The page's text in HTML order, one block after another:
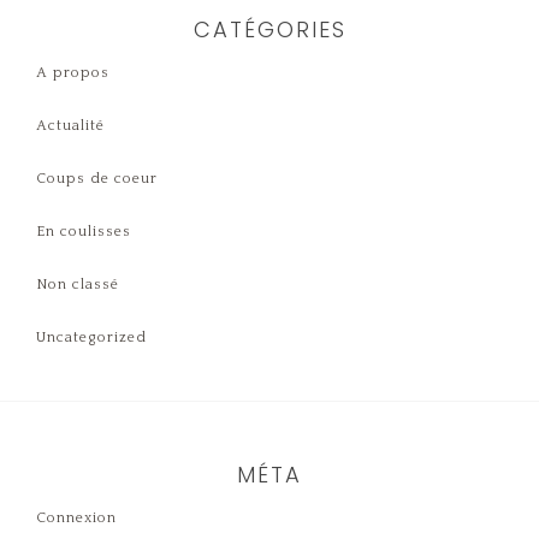
CATÉGORIES
A propos
Actualité
Coups de coeur
En coulisses
Non classé
Uncategorized
MÉTA
Connexion